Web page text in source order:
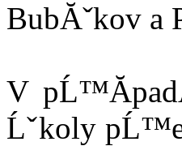
BubĂˇkov a
V
Ĺˇkoly